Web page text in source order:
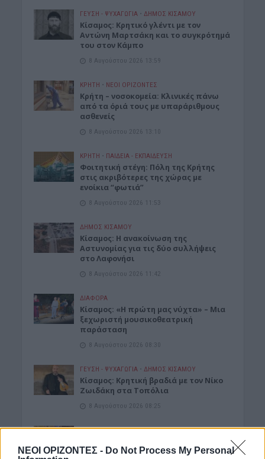
ΝΕΟΙ ΟΡΙΖΟΝΤΕΣ - Do Not Process My Personal
ΓΕΎΣΗ - ΨΥΧΑΓΩΓΊΑ • ΔΉΜΟΣ ΚΙΣΆΜΟΥ
Kίσαμος: Κρητικό γλέντι με τον
Αντώνη Μαρτσάκη και το συγκρότημά
του στον Κάμπο
8 Αυγούστου 2026 13:59
ΚΡΗΤΗ • ΝΕΟΙ ΟΡΙΖΟΝΤΕΣ
Κρήτη – νοσοκομεία: Κλινικές πάνω
από τα όριά τους με υπαράριθμους
ασθενείς
8 Αυγούστου 2026 13:10
ΚΡΗΤΗ • ΠΑΙΔΕΙΑ - ΕΚΠΑΙΔΕΥΣΗ
Φοιτητική στέγη: Πόλη της Κρήτης
στις ακριβότερες της χώρας με
ενοίκια “φωτιά”
8 Αυγούστου 2026 11:53
ΔΉΜΟΣ ΚΙΣΆΜΟΥ
Κίσαμος: Η ανακοίνωση της
Αστυνομίας για τις δύο συλλήψεις
στο Λαφονήσι
8 Αυγούστου 2026 11:42
ΔΙΆΦΟΡΑ
Κίσαμος: «Η πρώτη μας νύχτα» – Μια
ξεχωριστή μουσικοθεατρική
παράσταση
8 Αυγούστου 2026 08:30
ΓΕΎΣΗ - ΨΥΧΑΓΩΓΊΑ • ΔΉΜΟΣ ΚΙΣΆΜΟΥ
Kίσαμος: Κρητική βραδιά με τον Νίκο
Ζωιδάκη στα Τοπόλια
8 Αυγούστου 2026 08:25
ΕΚΚΛΗΣΙΑ • ΝΟΜΌΣ ΧΑΝΊΩΝ
Γωνιάς